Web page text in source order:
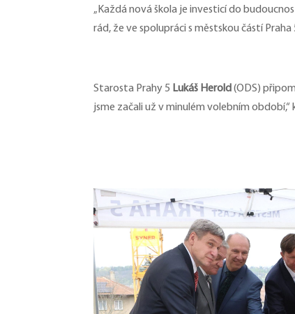
„Každá nová škola je investicí do
rád, že ve spolupráci s městskou částí
Starosta Prahy 5 Lukáš Herold (ODS)
jsme začali už v minulém volebním